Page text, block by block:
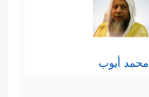
محمد أيوب